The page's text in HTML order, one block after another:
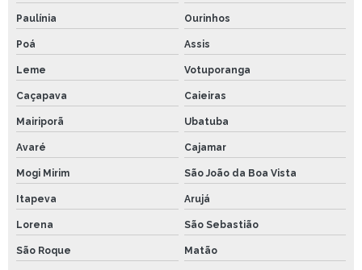
Paulínia Ourinhos
Poá Assis
Leme Votuporanga
Caçapava Caieiras
Mairiporã Ubatuba
Avaré Cajamar
Mogi Mirim São João da Boa Vista
Itapeva Arujá
Lorena São Sebastião
São Roque Matão